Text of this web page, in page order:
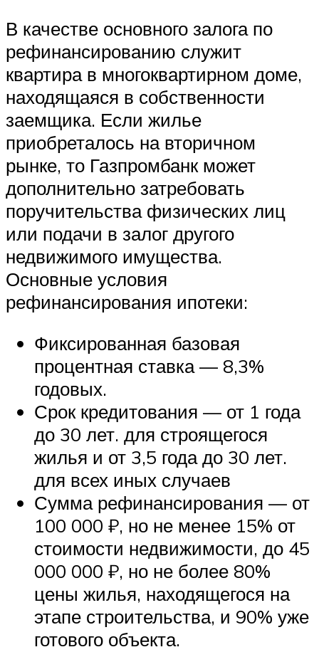
В качестве основного залога по
рефинансированию служит
квартира в многоквартирном доме,
находящаяся в собственности
заемщика. Если жилье
приобреталось на вторичном
рынке, то Газпромбанк может
дополнительно затребовать
поручительства физических лиц
или подачи в залог другого
недвижимого имущества.
Основные условия
рефинансирования ипотеки:
Фиксированная базовая
процентная ставка — 8,3%
годовых.
Срок кредитования — от 1 года
до 30 лет. для строящегося
жилья и от 3,5 года до 30 лет.
для всех иных случаев
Сумма рефинансирования — от
100 000 ₽, но не менее 15% от
стоимости недвижимости, до 45
000 000 ₽, но не более 80%
цены жилья, находящегося на
этапе строительства, и 90% уже
готового объекта.